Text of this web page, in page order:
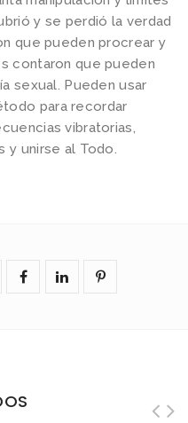
y se perdió la verdad
que pueden procrear y
contaron que pueden
sexual. Pueden usar
para recordar
vibratorias,
y unirse al Todo.